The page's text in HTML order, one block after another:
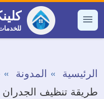
التجاوز
إلى القائمة
الرئيسية المدونة
طريقة تنظيف الجدران